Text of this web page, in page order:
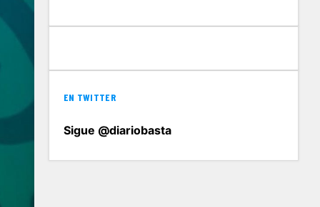
EN TWITTER
Sigue @diariobasta